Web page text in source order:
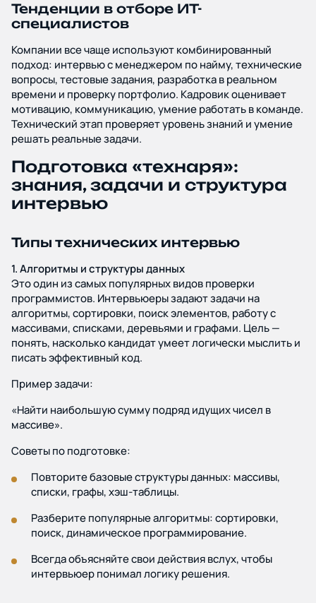
Тенденции в отборе ИТ-
специалистов
Компании все чаще используют комбинированный
подход: интервью с менеджером по найму, технические
вопросы, тестовые задания, разработка в реальном
времени и проверку портфолио. Кадровик оценивает
мотивацию, коммуникацию, умение работать в команде.
Технический этап проверяет уровень знаний и умение
решать реальные задачи.
Подготовка «технаря»:
знания, задачи и структура
интервью
Типы технических интервью
1. Алгоритмы и структуры данных
Это один из самых популярных видов проверки
программистов. Интервьюеры задают задачи на
алгоритмы, сортировки, поиск элементов, работу с
массивами, списками, деревьями и графами. Цель —
понять, насколько кандидат умеет логически мыслить и
писать эффективный код.
Пример задачи:
«Найти наибольшую сумму подряд идущих чисел в
массиве».
Советы по подготовке:
Повторите базовые структуры данных: массивы,
списки, графы, хэш-таблицы.
Разберите популярные алгоритмы: сортировки,
поиск, динамическое программирование.
Всегда объясняйте свои действия вслух, чтобы
интервьюер понимал логику решения.